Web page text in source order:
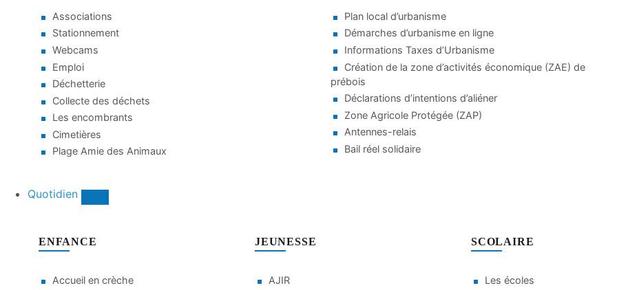
Associations
Stationnement
Webcams
Emploi
Déchetterie
Collecte des déchets
Les encombrants
Cimetières
Plage Amie des Animaux
Plan local d’urbanisme
Démarches d’urbanisme en ligne
Informations Taxes d’Urbanisme
Création de la zone d’activités économique (ZAE) de
prébois
Déclarations d’intentions d’aliéner
Zone Agricole Protégée (ZAP)
Antennes-relais
Bail réel solidaire
Quotidien
ENFANCE
Accueil en crèche
JEUNESSE
AJIR
SCOLAIRE
Les écoles